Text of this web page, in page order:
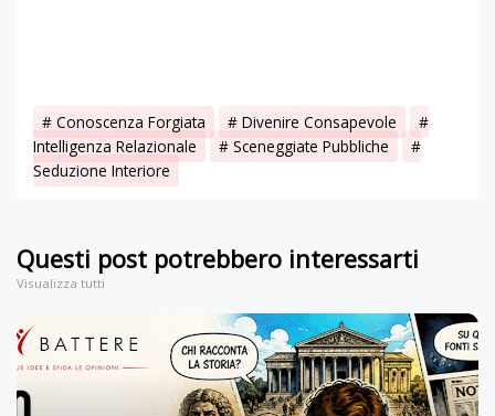
Conoscenza Forgiata
Divenire Consapevole
Intelligenza Relazionale
Sceneggiate Pubbliche
Seduzione Interiore
Questi post potrebbero interessarti
Visualizza tutti